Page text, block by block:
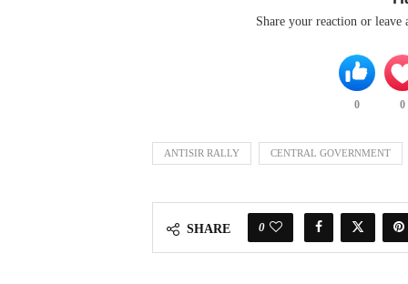
Share your reaction or
0 0
ANTISIR RALLY CENTRAL GOVERNMENT
SHARE 0